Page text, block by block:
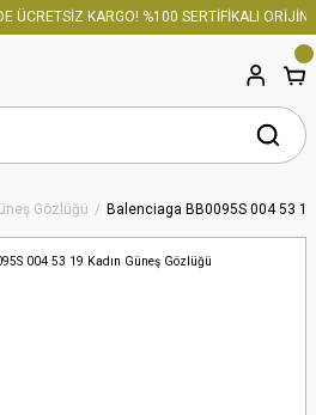
ÜCRETSİZ KARGO! %100 SERTİFİKALI ORİJİNAL
Gözlüğü Balenciaga BB0095S 004 53